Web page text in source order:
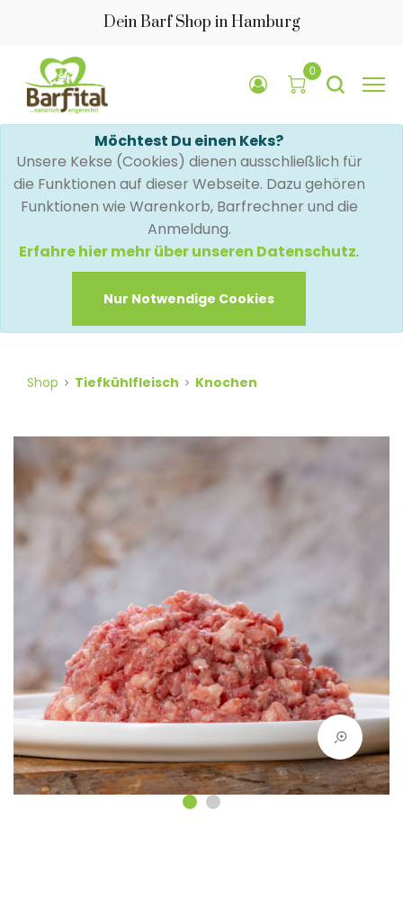
Dein Barf Shop in Hamburg
0
Möchtest Du einen Keks?
Unsere Kekse (Cookies) dienen ausschließlich für
die Funktionen auf dieser Webseite. Dazu gehören
Funktionen wie Warenkorb, Barfrechner und die
Anmeldung.
Erfahre hier mehr über unseren Datenschutz.
Nur Notwendige Cookies
Shop Tiefkühlfleisch Knochen